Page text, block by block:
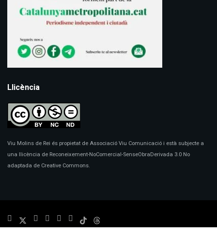
Llicència
Viu Molins de Rei és propietat de Associació Viu Comunicació i està subjecte a
una llicència de Reconeixement-NoComercial-SenseObraDerivada 3.0 No
adaptada de Creative Commons.